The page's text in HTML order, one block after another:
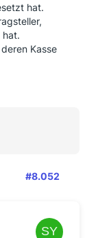
hat.
hat.
Kasse
#8.052